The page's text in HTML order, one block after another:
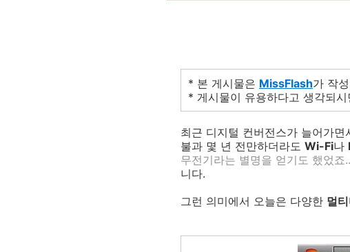
* 본 게시물은 MissFlash가 작
* 게시물이 유용하다고 생각되시
최근 디지털 컨버전스가 늘어가
불과 몇 년 전만하더라도 Wi-Fi나
무전기라는 별명을 얻기도 했었죠
니다.
그런 의미에서 오늘은 다양한 멀